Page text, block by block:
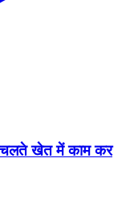
चलते खेत में काम कर